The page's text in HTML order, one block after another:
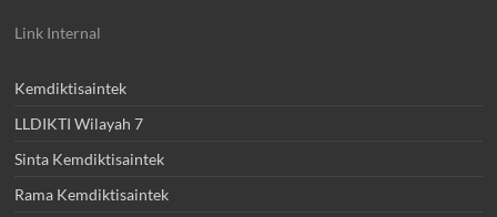
Link Internal
Kemdiktisaintek
LLDIKTI Wilayah 7
Sinta Kemdiktisaintek
Rama Kemdiktisaintek